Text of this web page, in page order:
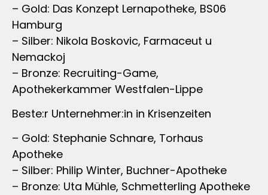
– Gold: Das Konzept Lernapotheke, BS06
Hamburg
– Silber: Nikola Boskovic, Farmaceut u
Nemackoj
– Bronze: Recruiting-Game,
Apothekerkammer Westfalen-Lippe
Beste:r Unternehmer:in in Krisenzeiten
– Gold: Stephanie Schnare, Torhaus
Apotheke
– Silber: Philip Winter, Buchner-Apotheke
– Bronze: Uta Mühle, Schmetterling Apotheke